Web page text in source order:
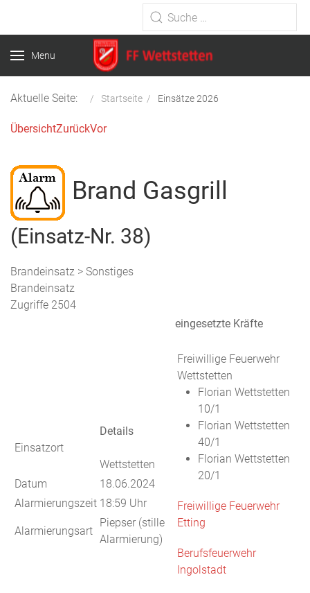
Type 2 or more characters for
results.
Menu
Aktuelle Seite: Startseite Einsätze 2026
ÜbersichtZurückVor
Brand Gasgrill
(Einsatz-Nr. 38)
Brandeinsatz > Sonstiges
Brandeinsatz
Zugriffe 2504
Einsatzort
Details
Wettstetten
Datum
18.06.2024
Alarmierungszeit 18:59 Uhr
Alarmierungsart
Piepser (stille
Alarmierung)
eingesetzte Kräfte
Freiwillige Feuerwehr
Wettstetten
Florian Wettstetten
10/1
Florian Wettstetten
40/1
Florian Wettstetten
20/1
Freiwillige Feuerwehr
Etting
Berufsfeuerwehr
Ingolstadt